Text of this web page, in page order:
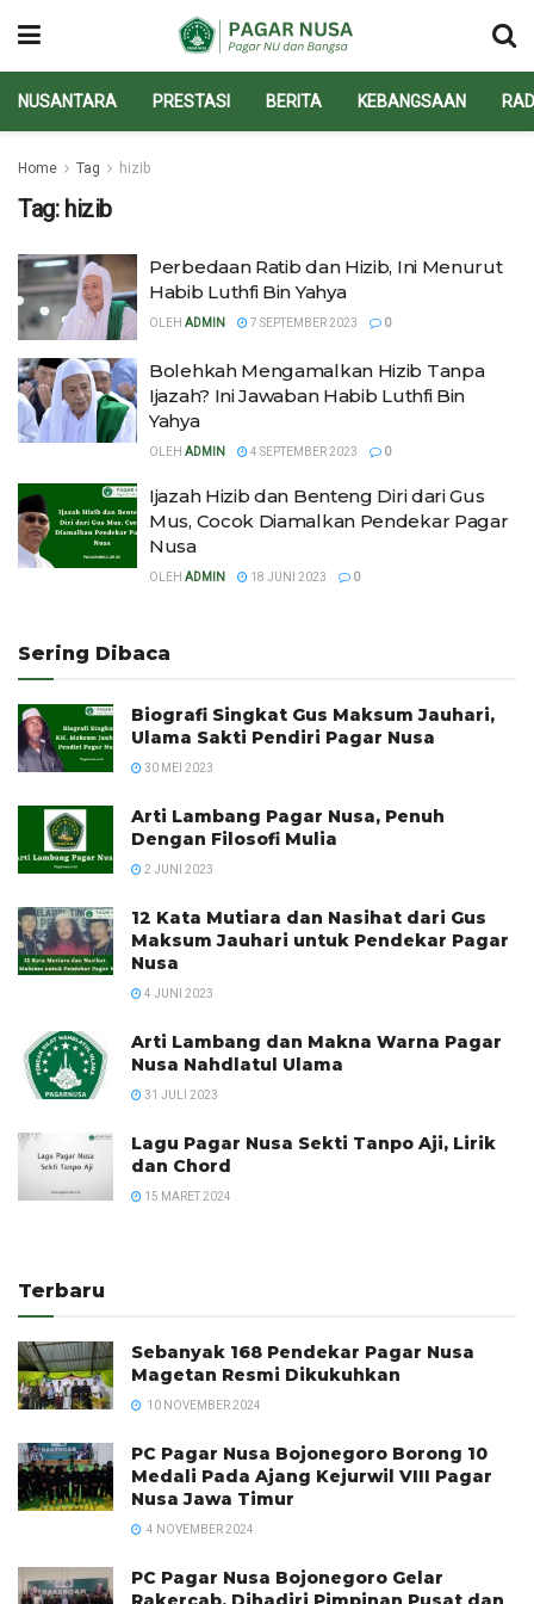
NUSANTARA PRESTASI BERITA KEBANGSAAN
Home Tag hizib
Tag: hizib
Perbedaan Ratib dan Hizib, Ini Menurut
Habib Luthfi Bin Yahya
OLEH ADMIN 7 SEPTEMBER 2023 0
Bolehkah Mengamalkan Hizib Tanpa
Ijazah? Ini Jawaban Habib Luthfi Bin
Yahya
OLEH ADMIN 4 SEPTEMBER 2023 0
Ijazah Hizib dan Benteng Diri dari Gus
Mus, Cocok Diamalkan Pendekar Pagar
Nusa
OLEH ADMIN 18 JUNI 2023 0
Sering Dibaca
Biografi Singkat Gus Maksum Jauhari,
Ulama Sakti Pendiri Pagar Nusa
30 MEI 2023
Arti Lambang Pagar Nusa, Penuh
Dengan Filosofi Mulia
2 JUNI 2023
12 Kata Mutiara dan Nasihat dari Gus
Maksum Jauhari untuk Pendekar Pagar
Nusa
4 JUNI 2023
Arti Lambang dan Makna Warna Pagar
Nusa Nahdlatul Ulama
31 JULI 2023
Lagu Pagar Nusa Sekti Tanpo Aji, Lirik
dan Chord
15 MARET 2024
Terbaru
Sebanyak 168 Pendekar Pagar Nusa
Magetan Resmi Dikukuhkan
10 NOVEMBER 2024
PC Pagar Nusa Bojonegoro Borong 10
Medali Pada Ajang Kejurwil VIII Pagar
Nusa Jawa Timur
4 NOVEMBER 2024
PC Pagar Nusa Bojonegoro Gelar